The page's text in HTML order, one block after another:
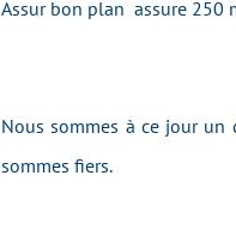
Assur bon plan assure 250
Nous sommes à ce jour un
sommes fiers.